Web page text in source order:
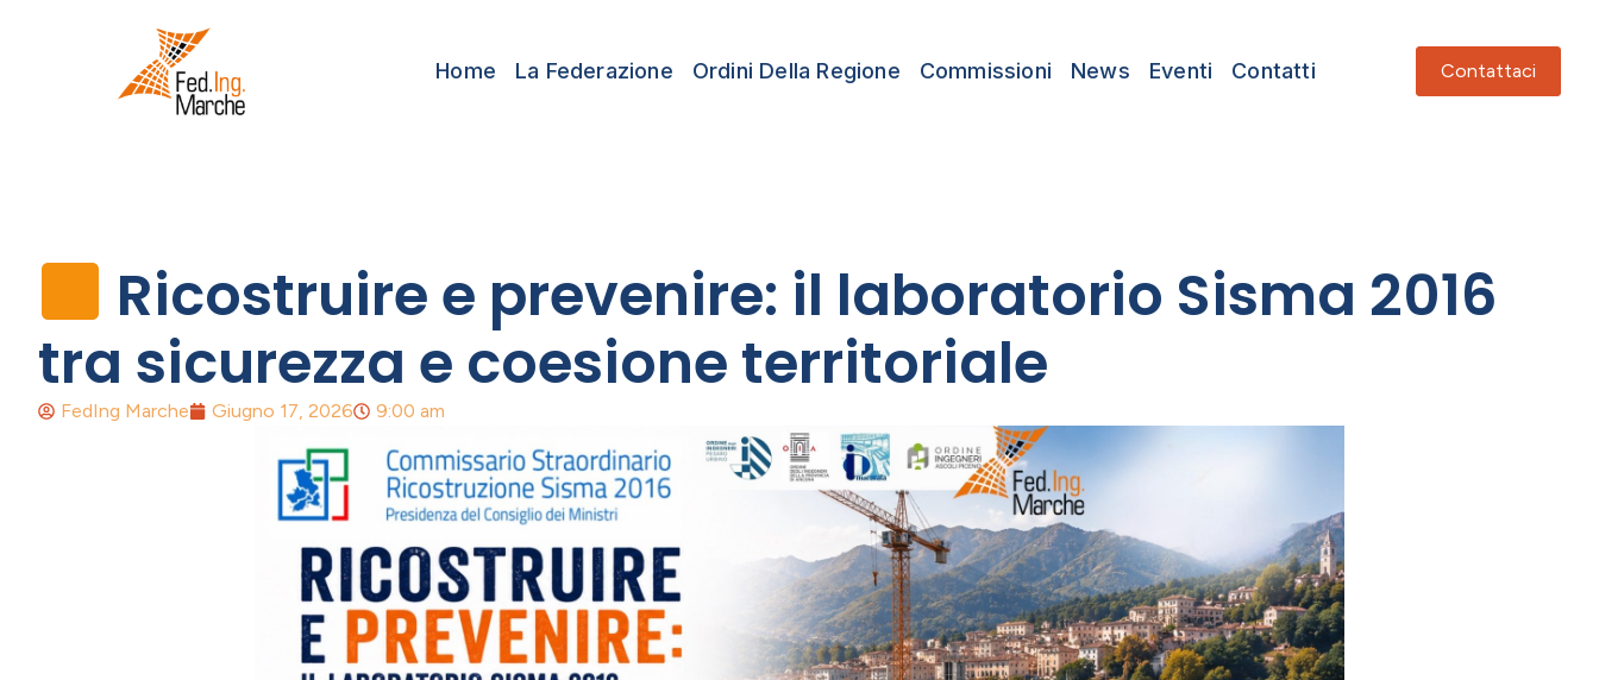
Home La Federazione Ordini Della Regione Commissioni News Eventi Contatti Contattaci
Ricostruire e prevenire: il laboratorio Sisma 2016
tra sicurezza e coesione territoriale
FedIng Marche Giugno 17, 2026 9:00 am